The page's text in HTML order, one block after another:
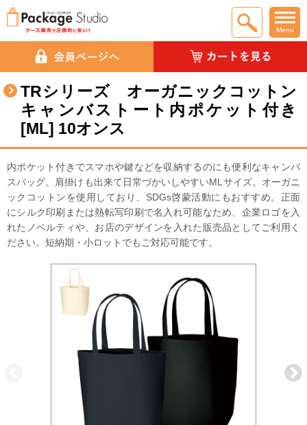
Menu
TRシリーズ オーガニックコットン
キャンバストート内ポケット付き
[ML] 10オンス
内ポケット付きでスマホや鍵などを収納するのにも便利なキャンバ
スバッグ。肩掛けも出来て日常づかいしやすいMLサイズ。オーガニ
ックコットンを使用しており、SDGs啓蒙活動にもおすすめ。正面
にシルク印刷または熱転写印刷で名入れ可能なため、企業ロゴを入
れたノベルティや、お店のデザインを入れた販売品としてご利用く
ださい。短納期・小ロットでもご対応可能です。